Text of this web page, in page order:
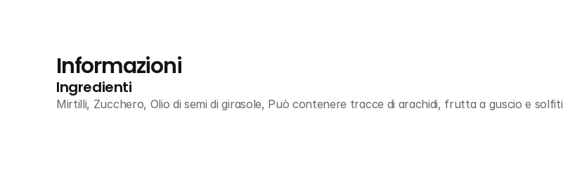
Informazioni
Ingredienti
Mirtilli, Zucchero, Olio di semi di girasole, Può contenere tracce di arachidi, frutta a guscio e solfiti